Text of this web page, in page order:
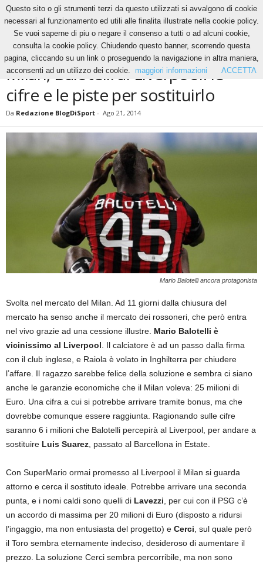
News Milan, Balotelli al Liverpool: le cifre e le piste per sostituirlo
NEWS
Milan, Balotelli al Liverpool: le
cifre e le piste per sostituirlo
Da Redazione BlogDiSport - Ago 21, 2014
Mario Balotelli ancora protagonista
Svolta nel mercato del Milan. Ad 11 giorni dalla chiusura del
mercato ha senso anche il mercato dei rossoneri, che però entra
nel vivo grazie ad una cessione illustre. Mario Balotelli è
vicinissimo al Liverpool . Il calciatore è ad un passo dalla firma
con il club inglese, e Raiola è volato in Inghilterra per chiudere
l’affare. Il ragazzo sarebbe felice della soluzione e sembra ci siano
anche le garanzie economiche che il Milan voleva: 25 milioni di
Euro. Una cifra a cui si potrebbe arrivare tramite bonus, ma che
dovrebbe comunque essere raggiunta. Ragionando sulle cifre
saranno 6 i milioni che Balotelli percepirà al Liverpool, per andare a
sostituire Luis Suarez , passato al Barcellona in Estate.
Con SuperMario ormai promesso al Liverpool il Milan si guarda
attorno e cerca il sostituto ideale. Potrebbe arrivare una seconda
punta, e i nomi caldi sono quelli di Lavezzi , per cui con il PSG c’è
un accordo di massima per 20 milioni di Euro (disposto a ridursi
l’ingaggio, ma non entusiasta del progetto) e Cerci , sul quale però
il Toro sembra eternamente indeciso, desideroso di aumentare il
prezzo. La soluzione Cerci sembra percorribile, ma non sono
Questo sito o gli strumenti terzi da questo utilizzati si avvalgono di cookie
necessari al funzionamento ed utili alle finalita illustrate nella cookie policy.
Se vuoi saperne di piu o negare il consenso a tutti o ad alcuni cookie,
consulta la cookie policy. Chiudendo questo banner, scorrendo questa
pagina, cliccando su un link o proseguendo la navigazione in altra maniera,
acconsenti ad un utilizzo dei cookie.
maggiori informazioni ACCETTA